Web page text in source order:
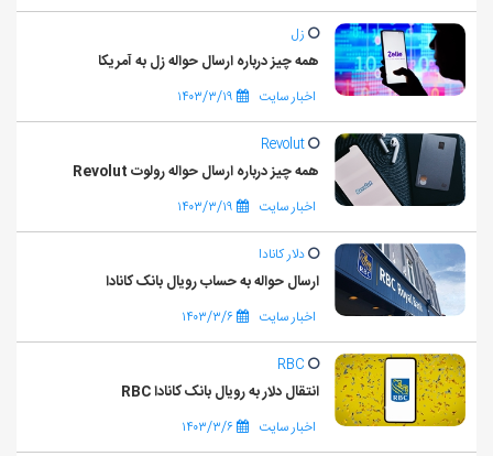
زل
همه چیز درباره ارسال حواله زل به آمریکا
اخبار سایت ۱۴۰۳/۳/۱۹
Revolut
همه چیز درباره ارسال حواله رولوت Revolut
اخبار سایت ۱۴۰۳/۳/۱۹
دلار کانادا
ارسال حواله به حساب رویال بانک کانادا
اخبار سایت ۱۴۰۳/۳/۶
RBC
انتقال دلار به رویال بانک کانادا RBC
اخبار سایت ۱۴۰۳/۳/۶